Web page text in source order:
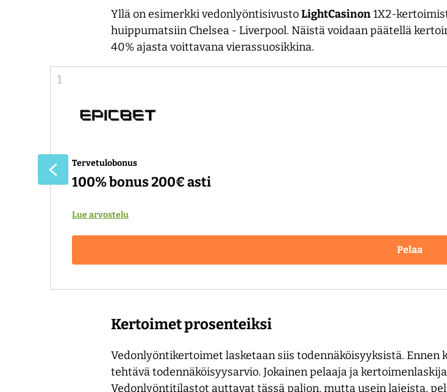
Yllä on esimerkki vedonlyöntisivustoLightCasinon1X2-
huippumatsiin Chelsea - Liverpool. Näistä voidaan päätellä
40% ajasta voittavana vierassuosikkina.
1
Tervetulobonus
100% bonus 200€ asti
Lue arvostelu
Pelaa
Kertoimet prosenteiksi
Vedonlyöntikertoimet lasketaan siis todennäköisyyksistä.
tehtävä todennäköisyysarvio. Jokainen pelaaja ja
Vedonlyöntitilastot auttavat tässä paljon, mutta usein lajeista,